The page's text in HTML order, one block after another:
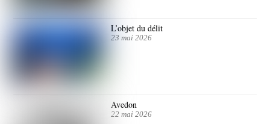
L’objet du délit
23 mai 2026
Avedon
22 mai 2026